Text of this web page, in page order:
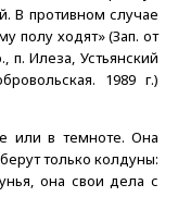
В противном случае
полу ходят» (Зап. от
п. Илеза, Устьянский
1989 г.)
или в темноте. Она
только колдуны:
она свои дела с